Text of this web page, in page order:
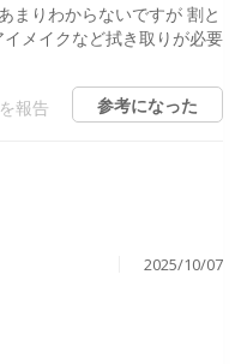
まりわからないですが 割と
メイクなど拭き取りが必要
報告 参考になった
2025/10/07